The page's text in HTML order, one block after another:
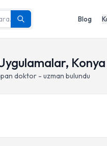
Blog
Konya
doktor - uzman bulundu